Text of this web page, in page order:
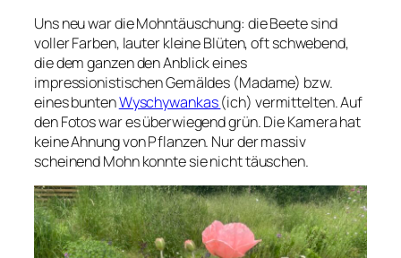
Uns neu war die Mohntäuschung: die Beete sind
voller Farben, lauter kleine Blüten, oft schwebend,
die dem ganzen den Anblick eines
impressionistischen Gemäldes (Madame) bzw.
eines buntenWyschywankas(ich) vermittelten. Auf
den Fotos war es überwiegend grün. Die Kamera hat
keine Ahnung von Pflanzen. Nur der massiv
scheinend Mohn konnte sie nicht täuschen.